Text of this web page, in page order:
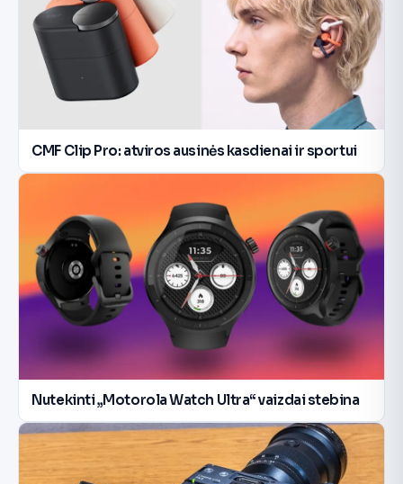
CMF Clip Pro: atviros ausinės kasdienai ir sportui
Nutekinti „Motorola Watch Ultra“ vaizdai stebina